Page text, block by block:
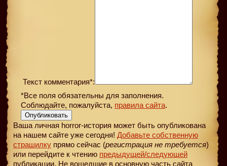
Текст комментария*:
*Все поля обязательны для заполнения.
Соблюдайте, пожалуйста, правила сайта.
Опубликовать
Ваша личная horror-история может быть опубликована
на нашем сайте уже сегодня! Добавьте собственную
страшилку прямо сейчас (регистрация не требуется)
или перейдите к чтению предыдущей/следующей
публикации. Не вошедшие в основную часть сайта